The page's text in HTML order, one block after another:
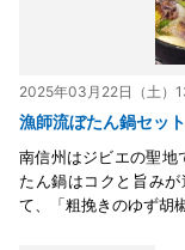
2025年03月22日（土）
漁師流ぼたん鍋セッ
南信州はジビエの聖地
たん鍋はコクと旨み
て、「粗挽きのゆず胡